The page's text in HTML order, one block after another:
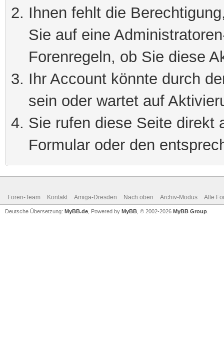
Ihnen fehlt die
Sie auf eine
Forenregeln, ob Sie diese
Ihr Account könnte durch
sein oder wartet auf
Sie rufen diese Seite direkt
Formular oder den
Foren-Team Kontakt Amiga-Dresden Nach oben Archiv-Modus Alle
Deutsche Übersetzung: MyBB.de , Powered by MyBB , © 2002-2026 MyBB Group